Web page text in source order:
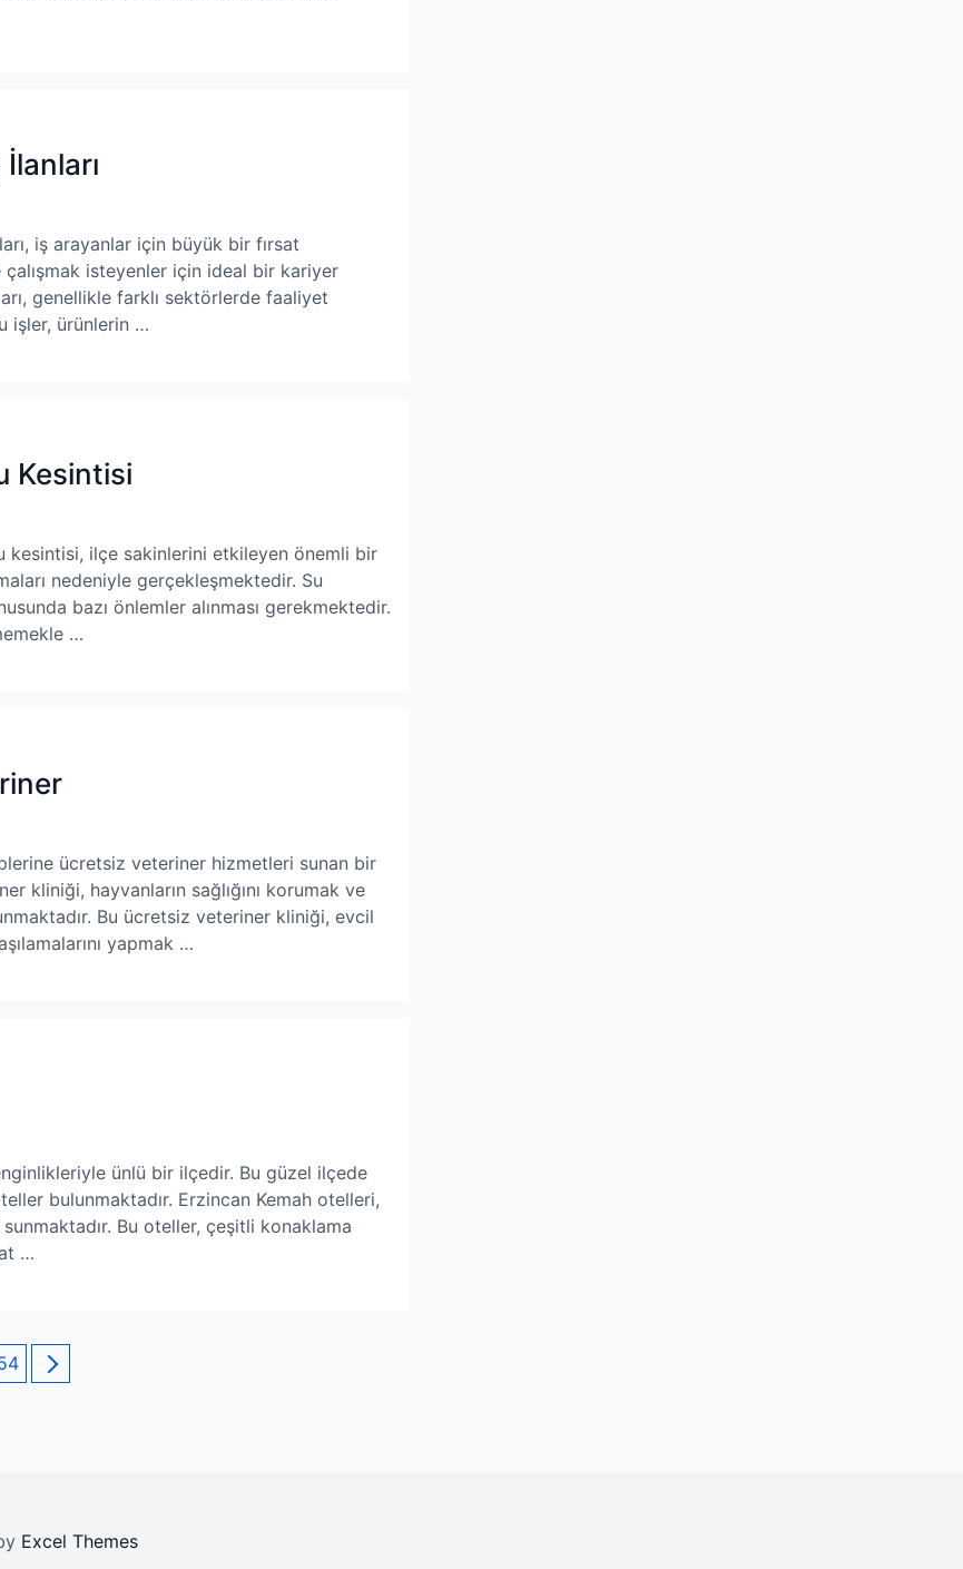
iş arayanlar için büyük bir fırsat
isteyenler için ideal bir kariyer
genellikle farklı sektörlerde faaliyet
işler, ürünlerin …
Kesintisi
kesintisi, ilçe sakinlerini etkileyen önemli bir
nedeniyle gerçekleşmektedir. Su
bazı önlemler alınması gerekmektedir.
…
ücretsiz veteriner hizmetleri sunan bir
kliniği, hayvanların sağlığını korumak ve
Bu ücretsiz veteriner kliniği, evcil
yapmak …
ünlü bir ilçedir. Bu güzel ilçede
bulunmaktadır. Erzincan Kemah otelleri,
Bu oteller, çeşitli konaklama
…
Excel Themes